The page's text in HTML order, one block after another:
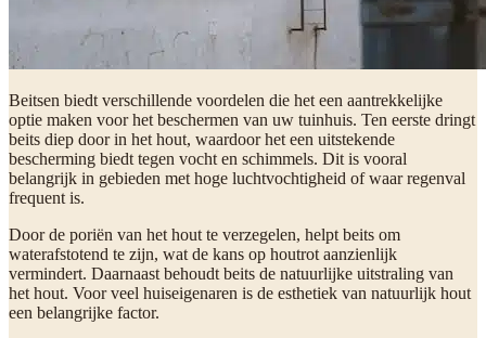
Beitsen biedt verschillende voordelen die het een aantrekkelijke
optie maken voor het beschermen van uw tuinhuis. Ten eerste dringt
beits diep door in het hout, waardoor het een uitstekende
bescherming biedt tegen vocht en schimmels. Dit is vooral
belangrijk in gebieden met hoge luchtvochtigheid of waar regenval
frequent is.
Door de poriën van het hout te verzegelen, helpt beits om
waterafstotend te zijn, wat de kans op houtrot aanzienlijk
vermindert. Daarnaast behoudt beits de natuurlijke uitstraling van
het hout. Voor veel huiseigenaren is de esthetiek van natuurlijk hout
een belangrijke factor.